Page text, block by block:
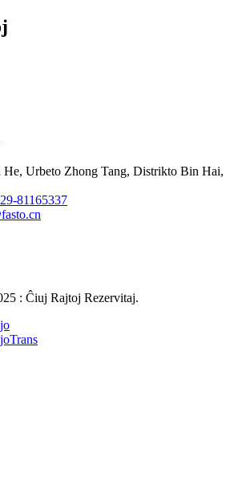
Urbeto Zhong Tang, Distrikto Bin Hai,
81165337
: Ĉiuj Rajtoj Rezervitaj.